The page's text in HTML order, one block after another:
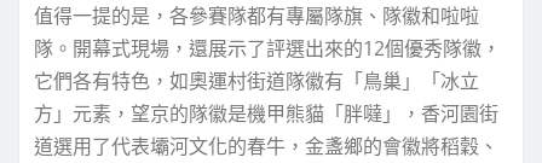
值得一提的是，各參賽隊都有專屬隊旗、隊徽和啦啦
隊。開幕式現場，還展示了評選出來的12個優秀隊徽，
它們各有特色，如奧運村街道隊徽有「鳥巢」「冰立
方」元素，望京的隊徽是機甲熊貓「胖噠」，香河園街
道選用了代表壩河文化的春牛，金盞鄉的會徽將稻穀、